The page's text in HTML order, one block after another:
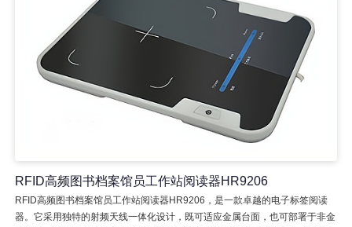
RFID高频图书档案馆员工作站阅读器HR9206
RFID高频图书档案馆员工作站阅读器HR9206，是一款卓越的电子标签阅读
器。它采用独特的射频天线一体化设计，既可适应金属台面，也可部署于非金